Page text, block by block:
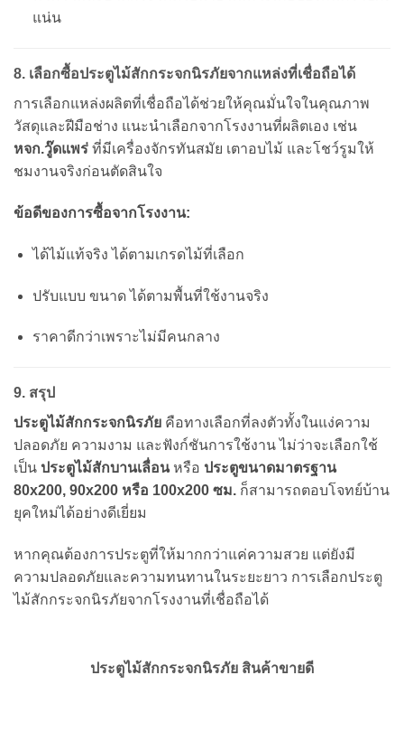
แน่น
8. เลือกซื้อประตูไม้สักกระจกนิรภัยจากแหล่งที่เชื่อถือได้
การเลือกแหล่งผลิตที่เชื่อถือได้ช่วยให้คุณมั่นใจในคุณภาพ
วัสดุและฝีมือช่าง แนะนำเลือกจากโรงงานที่ผลิตเอง เช่น
หจก.วู๊ดแพร่ ที่มีเครื่องจักรทันสมัย เตาอบไม้ และโชว์รูมให้
ชมงานจริงก่อนตัดสินใจ
ข้อดีของการซื้อจากโรงงาน:
ได้ไม้แท้จริง ได้ตามเกรดไม้ที่เลือก
ปรับแบบ ขนาด ได้ตามพื้นที่ใช้งานจริง
ราคาดีกว่าเพราะไม่มีคนกลาง
9. สรุป
ประตูไม้สักกระจกนิรภัย คือทางเลือกที่ลงตัวทั้งในแง่ความ
ปลอดภัย ความงาม และฟังก์ชันการใช้งาน ไม่ว่าจะเลือกใช้
เป็น ประตูไม้สักบานเลื่อนหรือ ประตูขนาดมาตรฐาน
80x200, 90x200 หรือ 100x200 ซม. ก็สามารถตอบโจทย์บ้าน
ยุคใหม่ได้อย่างดีเยี่ยม
หากคุณต้องการประตูที่ให้มากกว่าแค่ความสวย แต่ยังมี
ความปลอดภัยและความทนทานในระยะยาว การเลือกประตู
ไม้สักกระจกนิรภัยจากโรงงานที่เชื่อถือได้
ประตูไม้สักกระจกนิรภัย สินค้าขายดี